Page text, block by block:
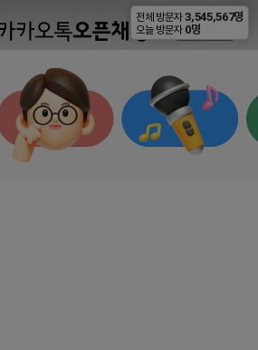
비공개
전체 방문자 3,545,567명
오늘 방문자 0명